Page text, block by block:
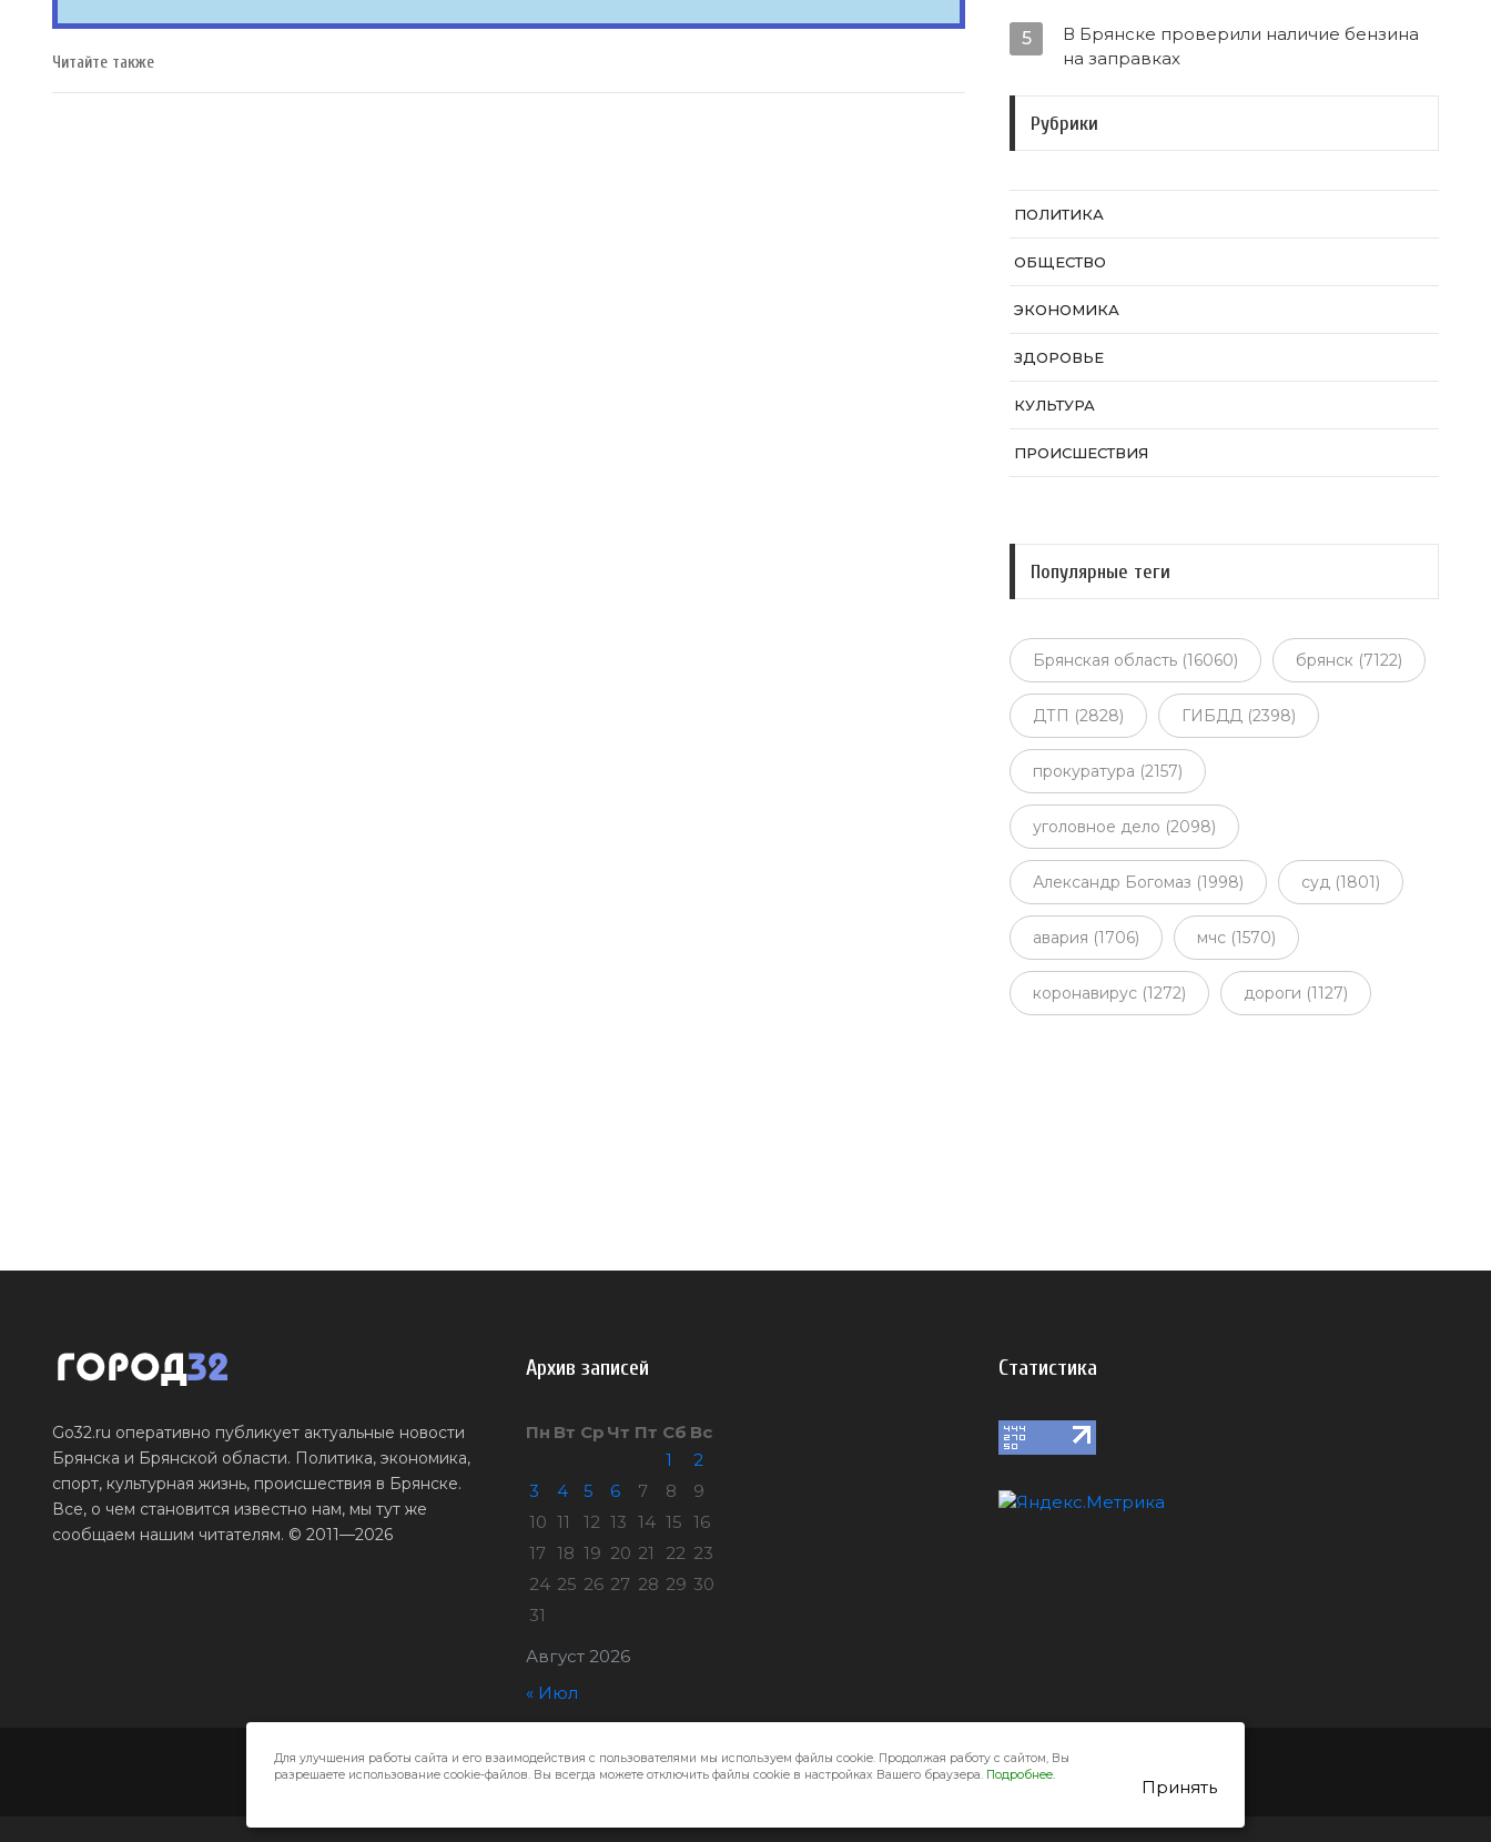
Читайте также
5
В Брянске проверили наличие бензина
на заправках
Рубрики
ПОЛИТИКА
ОБЩЕСТВО
ЭКОНОМИКА
ЗДОРОВЬЕ
КУЛЬТУРА
ПРОИСШЕСТВИЯ
Популярные теги
Брянская область (16060) брянск (7122)
ДТП (2828) ГИБДД (2398)
прокуратура (2157)
уголовное дело (2098)
Александр Богомаз (1998) суд (1801)
авария (1706) мчс (1570)
коронавирус (1272) дороги (1127)
Go32.ru оперативно публикует актуальные новости
Брянска и Брянской области. Политика, экономика,
спорт, культурная жизнь, происшествия в Брянске.
Все, о чем становится известно нам, мы тут же
сообщаем нашим читателям. © 2011—2026
Архив записей
Август 2026
Пн Вт Ср Чт Пт Сб Вс
1
2
3
4 5 6 7 8
9
10 11 12 13 14 15 16
17 18 19 20 21 22 23
24 25 26 27 28 29 30
31
« Июл
Статистика
Город32 © 2026
Для улучшения работы сайта и его взаимодействия с пользователями мы используем файлы cookie. Продолжая работу с сайтом, Вы
разрешаете использование cookie-файлов. Вы всегда можете отключить файлы cookie в настройках Вашего браузера. Подробнее.
Принять